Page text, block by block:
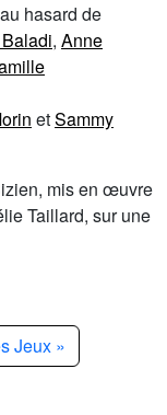
hasard de
, Anne
etSammy
mis en œuvre
Taillard, sur une
Jeux